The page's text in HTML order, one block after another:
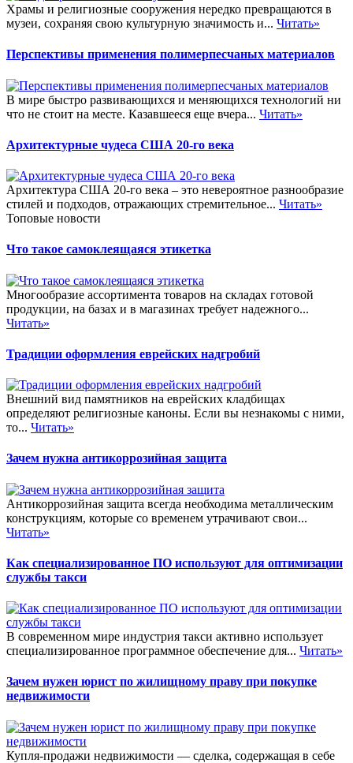
Храмы и религиозные сооружения нередко превращаются в
музеи, сохраняя свою культурную значимость и... Читать»
Перспективы применения полимерпесчаных материалов
В мире быстро развивающихся и меняющихся технологий ни
что не стоит на месте. Казавшееся еще вчера... Читать»
Архитектурные чудеса США 20-го века
Архитектура США 20-го века – это невероятное разнообразие
стилей и подходов, отражающих стремительное... Читать»
Топовые новости
Что такое самоклеящаяся этикетка
Многообразие ассортимента товаров на складах готовой
продукции, на базах и в магазинах требует надежного...
Читать»
Традиции оформления еврейских надгробий
Внешний вид памятников на еврейских кладбищах
определяют религиозные каноны. Если вы незнакомы с ними,
то... Читать»
Зачем нужна антикоррозийная защита
Антикоррозийная защита всегда необходима металлическим
конструкциям, которые со временем утрачивают свои...
Читать»
Как специализированное ПО используют для оптимизации
службы такси
В современном мире индустрия такси активно использует
специализированное программное обеспечение для... Читать»
Зачем нужен юрист по жилищному праву при покупке
недвижимости
Купля-продажи недвижимости — сделка, содержащая в себе